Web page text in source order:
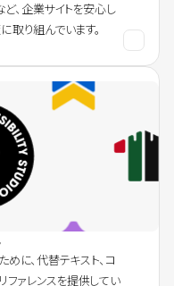
、企業サイトを安心し
取り組んでいます。
に、代替テキスト、コ
ファレンスを提供してい